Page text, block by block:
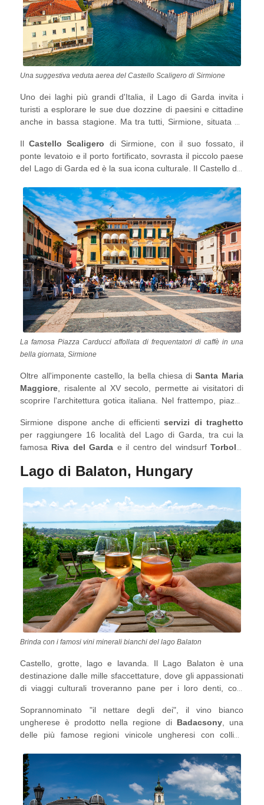
Una suggestiva veduta aerea del Castello Scaligero di Sirmione
Uno dei laghi più grandi d'Italia, il Lago di Garda invita i
turisti a esplorare le sue due dozzine di paesini e cittadine
anche in bassa stagione. Ma tra tutti, Sirmione, situata su
ragione.
IlCastello Scaligero di Sirmione, con il suo fossato, il
ponte levatoio e il porto fortificato, sovrasta il piccolo paese
del Lago di Garda ed è la sua icona culturale. Il Castello del
Italia, ed è recentemente diventato famoso per la sua
splendida posizione e per la sua ottima conservazione,
grazie ad un recente restauro.
La famosa Piazza Carducci affollata di frequentatori di caffè in una
bella giornata, Sirmione
Oltre all'imponente castello, la bella chiesa diSanta Maria
Maggiore , risalente al XV secolo, permette ai visitatori di
scoprire l'architettura gotica italiana. Nel frattempo, piazze
ristoranti per provare la tipica cucina lacustre che consiste
in piatti con pesci di lago come protagonisti e alcuni
eccellenti vini regionali e sopratutto, il Gelato!
Sirmione dispone anche di efficientiservizi di traghetto
per raggiungere 16 località del Lago di Garda, tra cui la
famosa Riva del Garda e il centro del windsurfTorbole
miglioricase vacanza.
Lago di Balaton, Hungary
Brinda con i famosi vini minerali bianchi del lago Balaton
Castello, grotte, lago e lavanda. Il Lago Balaton è una
destinazione dalle mille sfaccettature, dove gli appassionati
di viaggi culturali troveranno pane per i loro denti, così
dalle esperienze coinvolgenti nei castelli alle escursioni
sulle colline vulcaniche, il Lago Balaton è una destinazione
di esperienze tanto diverse quanto emozionanti.
Soprannominato "il nettare degli dei", il vino bianco
ungherese è prodotto nella regione di Badacsony , una
delle più famose regioni vinicole ungheresi con colline
molte cantine con tour. Per altri piaceri edonistici, visita il
villaggio di Kaptalantoki Liliom
con il suo mercato e i
suoi prodotti tradizionali ungheresi.